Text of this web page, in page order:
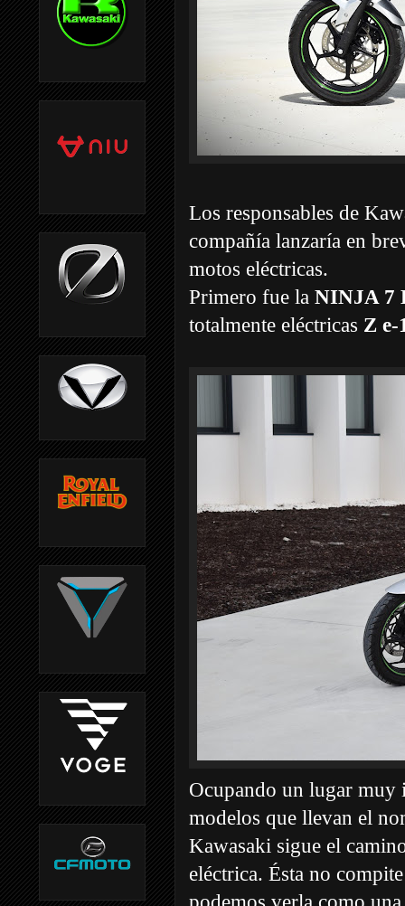
Los responsables de
compañía lanzaría en
motos eléctricas.
Primero fue la NINJA 7
totalmente eléctricas Z e-
Ocupando un lugar muy
modelos que llevan el
Kawasaki sigue el
eléctrica. Ésta no